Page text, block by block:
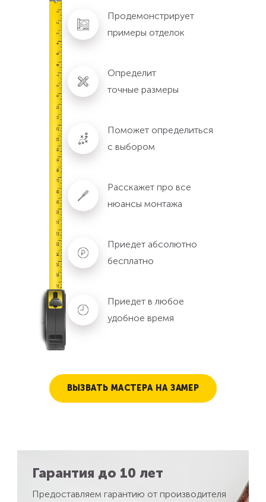
Продемонстрирует
примеры отделок
Определит
точные размеры
Поможет определиться
с выбором
Расскажет про все
нюансы монтажа
Приедет абсолютно
бесплатно
Приедет в любое
удобное время
ВЫЗВАТЬ МАСТЕРА НА ЗАМЕР
Гарантия до 10 лет
Предоставляем гарантию от производителя